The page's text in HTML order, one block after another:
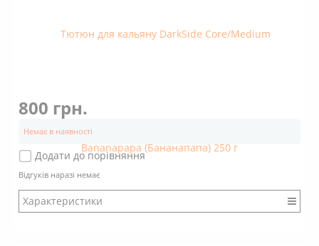
800 грн.
Немає в наявності
Додати до порівняння
Відгуків наразі немає
Характеристики